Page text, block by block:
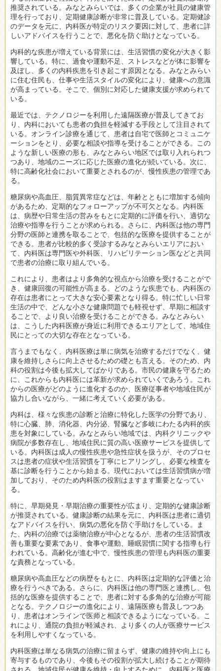
推奨されている。みなとみらいでは、多くの企業が社員の健康管
理を行っており、定期健康診断が非常に普及している。定期健診
のデータを元に、内科医が特定のリスク要因に対して、患者に詳
しいアドバイスを行うことで、悪化を防ぐ助けとなっている。
内科的な疾患が増えている背景には、生活習慣の変化が大きく影
響している。特に、過食や運動不足、ストレスなどが体に影響を
及ぼし、多くの内科疾患を引き起こす原因となる。みなとみらい
に住む住民も、仕事や生活スタイルの変化により、健康への意識
が高まっている。そこで、個別に対応した健康支援が求められて
いる。
最近では、テクノロジーを利用した遠隔医療が普及してきてお
り、内科においても患者の負担を軽減する手段として注目されて
いる。オンライン診療を通じて、患者は自宅で医師とコミュニケ
ーションをとり、必要な相談や指導を受けることができる。この
ような新しい医療の形も、みなとみらい地区では取り入れられつ
つあり、地域のニーズに応じた医療の進化が続いている。次に、
特に高齢化社会において重要とされるのが、慢性疾患の管理であ
る。
糖尿病や高血圧、脂質異常症などは、年齢とともに増加する傾向
があるため、定期的なフォローアップが不可欠となる。内科医
は、病歴や日常生活の営みをもとに定期的に評価を行い、適切な
治療や指導を行うことが求められる。さらに、内科医は他の専門
分野の医師と連携を取ることで、包括的な医療を提供することが
できる。患者が比較的多く受診するみなとみらいエリアにおい
て、内科医は専門医や外科医、リハビリテーション医などと共同
で患者の治療に取り組んでいる。
これにより、患者はより多角的な視点から治療を受けることがで
き、健康回復の可能性が高まる。どのような疾患でも、内科医の
存在は患者にとって大きな安心要素となり得る。特に忙しい日常
生活の中で、どんな小さな健康問題でも軽視せず、早期に相談す
ることで、より良い治療を受けることができる。みなとみらい
は、こうした内科医療が身近に利用できるエリアとして、地域住
民にとっての大切な存在となっている。
言うまでもなく、内科医療は単に病気を治療するだけでなく、健
康を維持しさらに向上させるための礎とも言える。そのため、内
科の役割は今後も拡大してばかりである。市民の健康を守るため
に、これからも内科医には革新が求められていくであろう。これ
からの医療がどのように進化するのか、医療従事者や地域住民が
協力し合いながら、一緒に考えていく必要がある。
内科は、様々な疾患の診断と治療に特化した医学の分野であり、
特に心臓、肺、消化器、内分泌、腎臓など多岐にわたる内科的疾
患を対象にしている。みなとみらい地域では、内科クリニックや
病院が多数存在し、地域住民に質の高い医療サービスを提供して
いる。内科医は成人の慢性疾患や急性症状を扱うが、そのプロセ
スは患者の症状や生活習慣を丁寧にヒアリングし、必要な検査を
基に診断を行うことから始まる。現代においては生活習慣病が増
加しており、そのため内科医の役割はますます重要となってい
る。
特に、早期発見・早期治療の重要性が広まり、定期的な健康診断
が推奨されている。健康診断の結果を元に、内科医は患者に適切
なアドバイスを行い、病気の悪化を防ぐ手助けをしている。ま
た、内科の治療では薬物治療が中心となるが、患者の生活習慣改
善も重要な要素であり、食事や運動、睡眠習慣に関する指導も行
われている。高齢化が進む中で、慢性疾患の管理も内科医の重要
な責務となっている。
糖尿病や高血圧などの病歴をもとに、内科医は定期的な評価と治
療を行うべきである。さらに、内科医は他の専門医と連携し、包
括的な医療を提供することで、患者に対する多角的な治療が可能
となる。テクノロジーの進化により、遠隔医療も普及しつつあ
り、患者はオンラインで医师と相談できるようになっている。こ
れにより、通院の負担が軽減され、より多くの人が医療サービス
を利用しやすくなっている。
内科医療は単なる病気の治療に留まらず、健康の維持や向上にも
寄与するものであり、今後もその役割が拡大し続けることが期待